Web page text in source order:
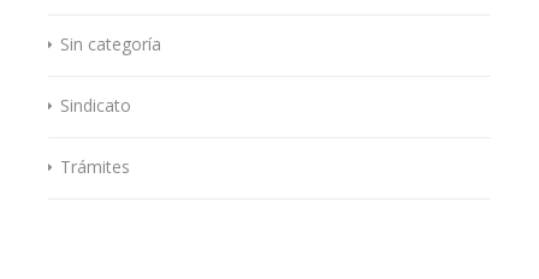
Sin categoría
Sindicato
Trámites